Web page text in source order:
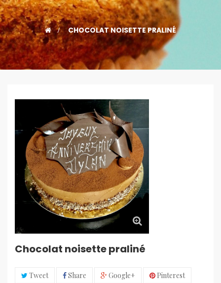
> CHOCOLAT NOISETTE PRALINÉ
Chocolat noisette praliné
Tweet Share Google+ Pinterest